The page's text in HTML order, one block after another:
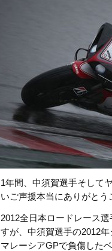
1年間、中須賀選手そして
いご声援本当にありがとう
2012全日本ロードレース
すが、中須賀選手の2012
マレーシアGPで負傷した